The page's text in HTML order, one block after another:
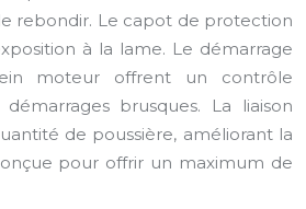
rebondir. Le capot de protection
à la lame. Le démarrage
moteur offrent un contrôle
brusques. La liaison
de poussière, améliorant la
pour offrir un maximum de